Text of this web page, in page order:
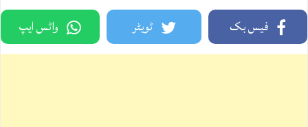
فیس بک ٹویٹر واٹس ایپ